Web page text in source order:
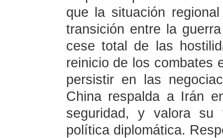
que la situación
transición entre la
cese total de las
reinicio de los combates
persistir en las
China respalda a Irán
seguridad, y valora su
política diplomática.